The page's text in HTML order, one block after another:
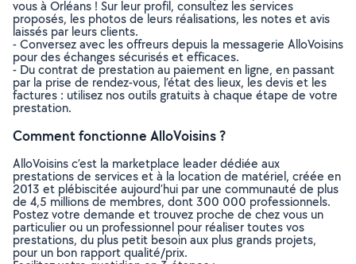
vous à Orléans ! Sur leur profil, consultez les services
proposés, les photos de leurs réalisations, les notes et avis
laissés par leurs clients.
- Conversez avec les offreurs depuis la messagerie AlloVoisins
pour des échanges sécurisés et efficaces.
- Du contrat de prestation au paiement en ligne, en passant
par la prise de rendez-vous, l’état des lieux, les devis et les
factures : utilisez nos outils gratuits à chaque étape de votre
prestation.
Comment fonctionne AlloVoisins ?
AlloVoisins c’est la marketplace leader dédiée aux
prestations de services et à la location de matériel, créée en
2013 et plébiscitée aujourd’hui par une communauté de plus
de 4,5 millions de membres, dont 300 000 professionnels.
Postez votre demande et trouvez proche de chez vous un
particulier ou un professionnel pour réaliser toutes vos
prestations, du plus petit besoin aux plus grands projets,
pour un bon rapport qualité/prix.